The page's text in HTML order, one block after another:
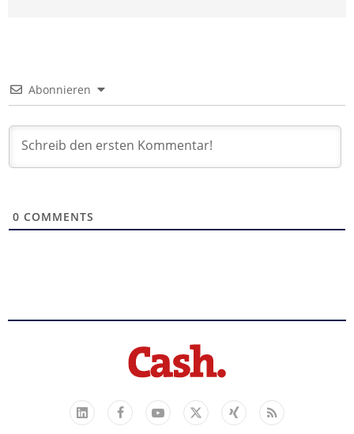
Abonnieren
0 COMMENTS
LinkedIn
FacebookYouTube
X
Xing Feed